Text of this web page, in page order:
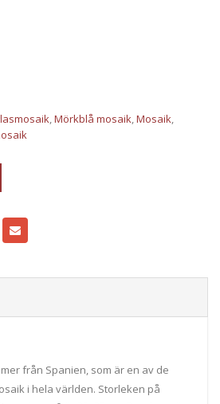
,Mörkblå mosaik,Mosaik,
från Spanien, som är en av de
i hela världen. Storleken på